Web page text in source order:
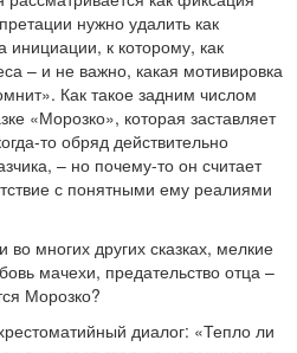
нужно удалить как
инициации, к которому, как
– и не важно, какая мотивировка
Как такое задним числом
«Морозко», которая заставляет
то обряд действительно
– но почему-то он считает
с понятными ему реалиями
во многих других сказках, мелкие
мачехи, предательство отца –
Морозко?
диалог: «Тепло ли